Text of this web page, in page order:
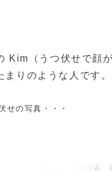
Kim（うつ伏せで顔
りのような人です。
せの写真・・・